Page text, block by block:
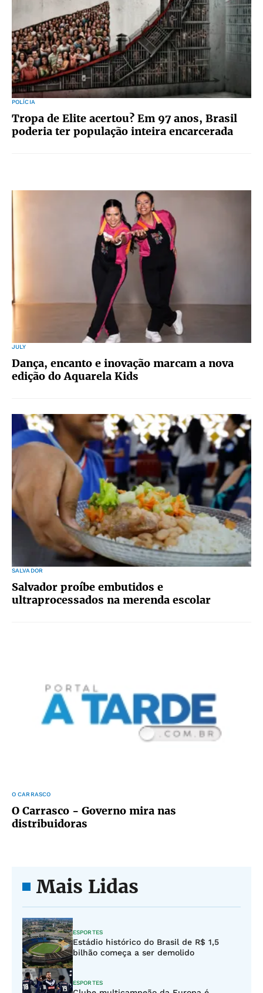
POLÍCIA
Tropa de Elite acertou? Em 97 anos, Brasil
poderia ter população inteira encarcerada
JULY
Dança, encanto e inovação marcam a nova
edição do Aquarela Kids
SALVADOR
Salvador proíbe embutidos e
ultraprocessados na merenda escolar
O CARRASCO
O Carrasco - Governo mira nas
distribuidoras
Mais Lidas
ESPORTES
Estádio histórico do Brasil de R$ 1,5
bilhão começa a ser demolido
ESPORTES